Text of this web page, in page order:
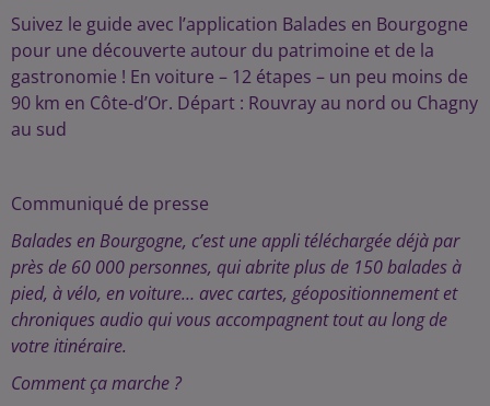
Suivez le guide avec l’application Balades en Bourgogne
pour une découverte autour du patrimoine et de la
gastronomie ! En voiture – 12 étapes – un peu moins de
90 km en Côte-d’Or. Départ : Rouvray au nord ou Chagny
au sud
Communiqué de presse
Balades en Bourgogne, c’est une appli téléchargée déjà par
près de 60 000 personnes, qui abrite plus de 150 balades à
pied, à vélo, en voiture… avec cartes, géopositionnement et
chroniques audio qui vous accompagnent tout au long de
votre itinéraire.
Comment ça marche ?